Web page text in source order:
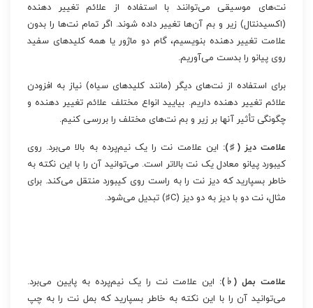
نت‌های موسیقی می‌توانند با استفاده از علائم تغییر دهنده
(اکسیدنتال) زیر و بم آن‌ها تغییر داده شوند. اگر تمام نت‌ها را بدون
علامت تغییر دهنده بنویسیم، گام دو ماژور یا همه کلیدهای سفید
روی پیانو را بدست می‌آوریم.
برای استفاده از نت‌های دیگر (مانند کلیدهای سیاه) نیاز به افزودن
علائم تغییر دهنده داریم. بیایید انواع مختلف علائم تغییر دهنده و
چگونگی تأثیر آنها بر زیر و بم نت‌های مختلف را بررسی کنیم.
علامت دیز (♯): این علامت نت را یک نیم‌پرده به بالا می‌برد. روی
کیبورد پیانو معادل یک نت بالاتر است. می‌توانید آن را با این نکته به
خاطر بسپارید که دیز نت را به راست روی کیبورد منتقل می‌کند. برای
مثال، نت دو با دیز به دو دیز (C♯) تبدیل می‌شود.
علامت بمل (♭): این علامت نت را یک نیم‌پرده به پایین می‌برد.
می‌توانید آن را با این نکته به خاطر بسپارید که بمل نت را به چپ